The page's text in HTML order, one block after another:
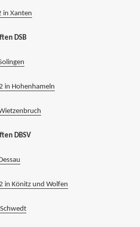
in Xanten
DSB
in Hohenhameln
DBSV
in Könitz und Wolfen